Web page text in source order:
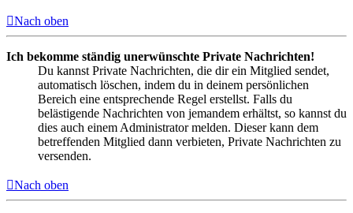
Nach oben
Ich bekomme ständig unerwünschte Private Nachrichten!
Du kannst Private Nachrichten, die dir ein Mitglied sendet,
automatisch löschen, indem du in deinem persönlichen
Bereich eine entsprechende Regel erstellst. Falls du
belästigende Nachrichten von jemandem erhältst, so kannst du
dies auch einem Administrator melden. Dieser kann dem
betreffenden Mitglied dann verbieten, Private Nachrichten zu
versenden.
Nach oben